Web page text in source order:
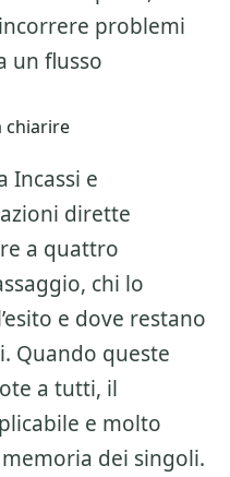
problemi
un flusso
chiarire
Incassi e
dirette
a quattro
chi lo
e dove restano
Quando queste
a tutti, il
e molto
dei singoli.